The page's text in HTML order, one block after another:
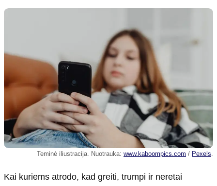
Teminė iliustracija. Nuotrauka: www.kaboompics.com / Pexels.
Kai kuriems atrodo, kad greiti, trumpi ir neretai